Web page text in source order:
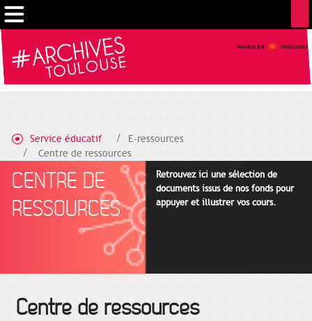
Service éducatif
E-ressources
Centre de ressources
CENTRE DE
RESSOURCES
Retrouvez ici une sélection de
documents issus de nos fonds pour
appuyer et illustrer vos cours.
Centre de ressources
Gestion de vos préférences sur les cookies